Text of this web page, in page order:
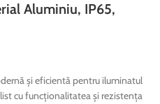
Aluminiu, IP65,
și eficientă pentru iluminatul
cu funcționalitatea și rezistența